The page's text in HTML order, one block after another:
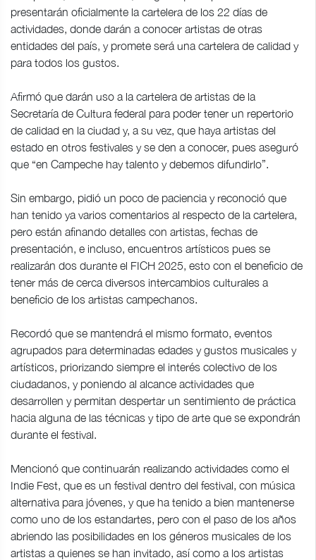
presentarán oficialmente la cartelera de los 22 días de
actividades, donde darán a conocer artistas de otras
entidades del país, y promete será una cartelera de calidad y
para todos los gustos.
Afirmó que darán uso a la cartelera de artistas de la
Secretaría de Cultura federal para poder tener un repertorio
de calidad en la ciudad y, a su vez, que haya artistas del
estado en otros festivales y se den a conocer, pues aseguró
que “en Campeche hay talento y debemos difundirlo”.
Sin embargo, pidió un poco de paciencia y reconoció que
han tenido ya varios comentarios al respecto de la cartelera,
pero están afinando detalles con artistas, fechas de
presentación, e incluso, encuentros artísticos pues se
realizarán dos durante el FICH 2025, esto con el beneficio de
tener más de cerca diversos intercambios culturales a
beneficio de los artistas campechanos.
Recordó que se mantendrá el mismo formato, eventos
agrupados para determinadas edades y gustos musicales y
artísticos, priorizando siempre el interés colectivo de los
ciudadanos, y poniendo al alcance actividades que
desarrollen y permitan despertar un sentimiento de práctica
hacia alguna de las técnicas y tipo de arte que se expondrán
durante el festival.
Mencionó que continuarán realizando actividades como el
Indie Fest, que es un festival dentro del festival, con música
alternativa para jóvenes, y que ha tenido a bien mantenerse
como uno de los estandartes, pero con el paso de los años
abriendo las posibilidades en los géneros musicales de los
artistas a quienes se han invitado, así como a los artistas